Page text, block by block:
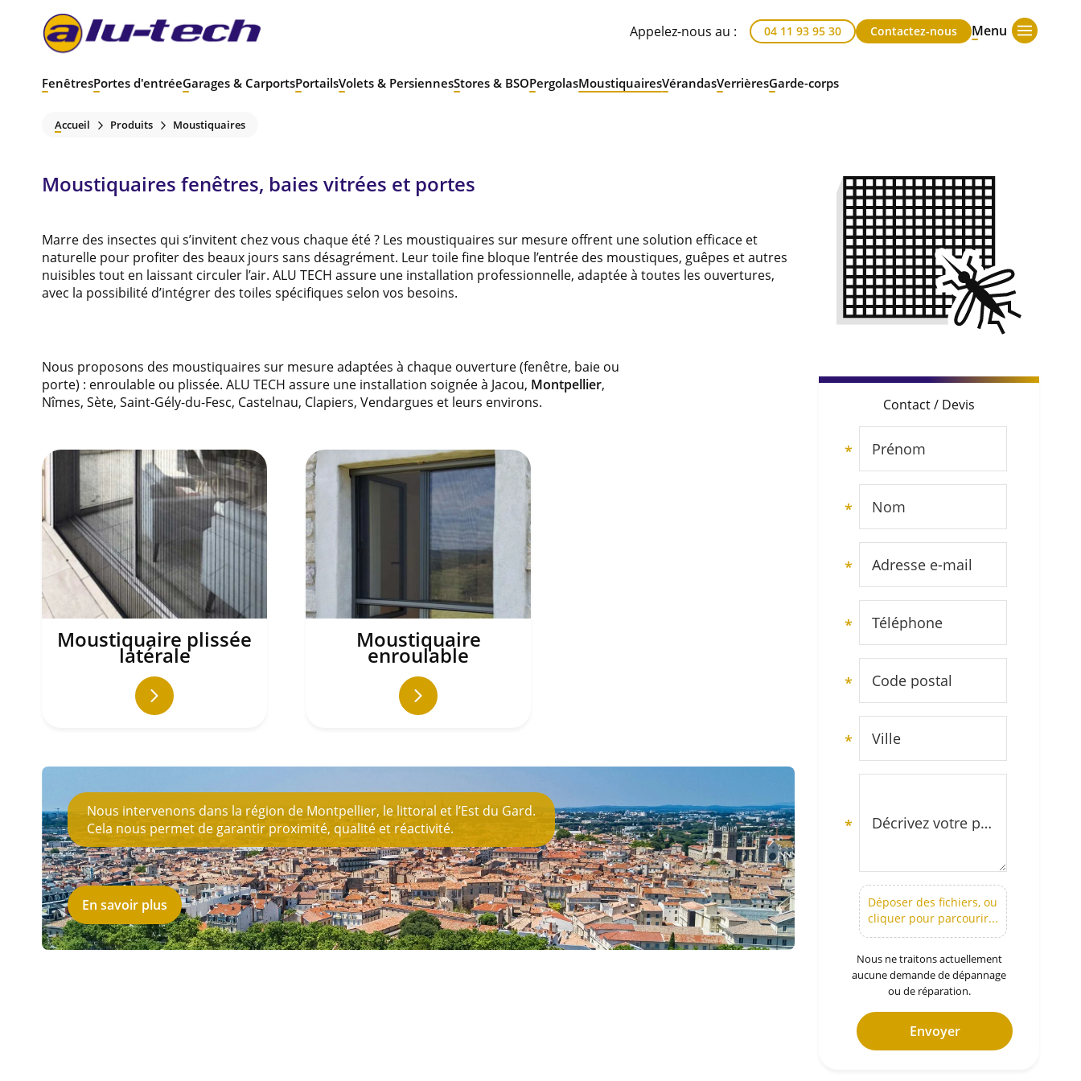
Appelez-nous au : 04 11 93 95 30 Contactez-nous Menu
FenêtresPortes d'entréeGarages & CarportsPortailsVolets & PersiennesStores & BSOPergolasMoustiquairesVérandasVerrièresGarde-corps
Accueil Produits Moustiquaires
Moustiquaires fenêtres, baies vitrées et portes
Marre des insectes qui s’invitent chez vous chaque été ? Les moustiquaires sur mesure offrent une solution efficace et
naturelle pour profiter des beaux jours sans désagrément. Leur toile fine bloque l’entrée des moustiques, guêpes et autres
nuisibles tout en laissant circuler l’air. ALU TECH assure une installation professionnelle, adaptée à toutes les ouvertures,
avec la possibilité d’intégrer des toiles spécifiques selon vos besoins.
Nous proposons des moustiquaires sur mesure adaptées à chaque ouverture (fenêtre, baie ou
porte) : enroulable ou plissée. ALU TECH assure une installation soignée à Jacou, Montpellier,
Nîmes, Sète, Saint-Gély-du-Fesc, Castelnau, Clapiers, Vendargues et leurs environs.
Moustiquaire plissée
latérale
En
savoir
Moustiquaire
enroulable
En
savoir
Nous intervenons dans la région de Montpellier, le littoral et l’Est du Gard.
Cela nous permet de garantir proximité, qualité et réactivité.
En savoir plus
Contact / Devis
* Prénom
* Nom
* Adresse e-mail
* Téléphone
* Code postal
* Ville
* Décrivez votre projet et vérifiez notre zone d’intervention (secteur Montpellier et Hérault)
Déposer des fichiers, ou
cliquer pour parcourir...
Nous ne traitons actuellement
aucune demande de dépannage
ou de réparation.
Envoyer